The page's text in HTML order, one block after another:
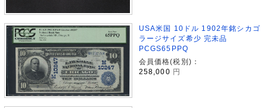
USA米国 10ドル 1902年銘シカゴ
ラージサイズ希少 完未品
PCGS65PPQ
会員価格(税別)：
258,000 円